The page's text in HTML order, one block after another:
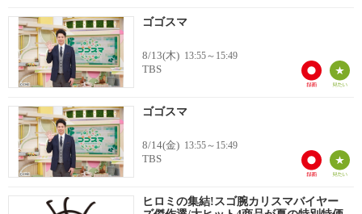
ゴゴスマ
8/13(木) 13:55～15:49
TBS
ゴゴスマ
8/14(金) 13:55～15:49
TBS
ヒロミの集結!スゴ腕カリスマバイヤー